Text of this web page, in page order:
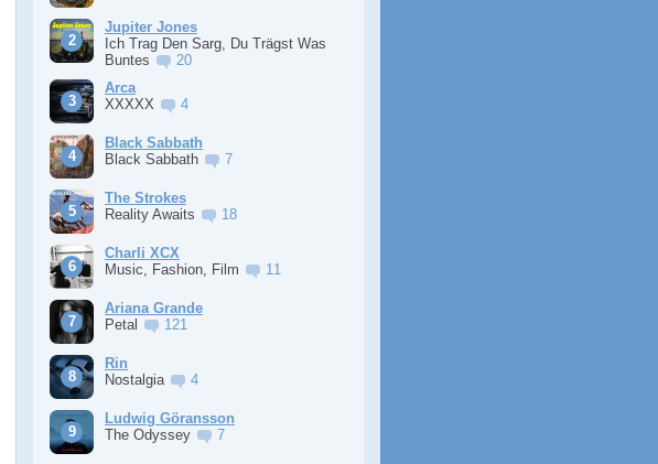
Jupiter Jones
Ich Trag Den Sarg, Du Trägst Was
Buntes
20
Arca
XXXXX
4
Black Sabbath
Black Sabbath
7
The Strokes
Reality Awaits
18
Charli XCX
Music, Fashion, Film
11
Ariana Grande
Petal
121
Rin
Nostalgia
4
Ludwig Göransson
The Odyssey
7